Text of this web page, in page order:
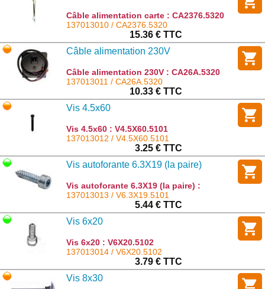
Câble alimentation carte : CA2376.5320
137013010 / CA2376.5320
15.36 € TTC
Câble alimentation 230V
Câble alimentation 230V : CA26A.5320
137013011 / CA26A.5320
10.33 € TTC
Vis 4.5x60
Vis 4.5x60 : V4.5X60.5101
137013012 / V4.5X60.5101
3.25 € TTC
Vis autoforante 6.3X19 (la paire)
Vis autoforante 6.3X19 (la paire) :
V6.3X19.5101
137013013 / V6.3X19.5101
5.44 € TTC
Vis 6x20
Vis 6x20 : V6X20.5102
137013014 / V6X20.5102
3.79 € TTC
Vis 8x30